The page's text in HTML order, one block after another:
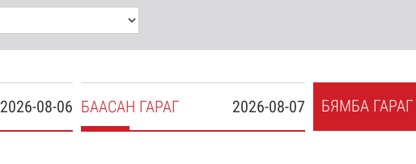
2026-08-06 2026-08-07
БААСАН ГАРАГ БЯМБА ГАРАГ